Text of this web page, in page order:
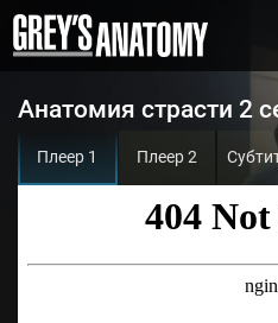
Анатомия страсти 2
Плеер 1 Плеер 2